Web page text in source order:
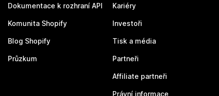
Dokumentace k rozhraní API
Komunita Shopify
Blog Shopify
Průzkum
Kariéry
Investoři
Tisk a média
Partneři
Affiliate partneři
Právní informace